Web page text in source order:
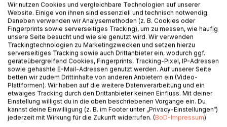
BESCHREIBUNG
Der Titel stamm aus einem Gespräch mit meinem Vater. Er
war mit großer Liebe Binnenschiffer gewesen, nachdem er
Konkurs gemacht hatte, musste er noch als Hilfsarbiter auf
dem Bau arbeiten. Das war eine große Demütigung für ihn.
Ich finde, dass mein Bildungsweg sich gut unter diesem
Motto zusammenfassen lässt.
Wir nutzen Cookies und vergleichbare Technologien auf unserer
Website. Einige von ihnen sind essenziell und technisch notwendig.
Daneben verwenden wir Analysemethoden (z. B. Cookies oder
Fingerprints sowie serverseitiges Tracking), um zu messen, wie häufig
unsere Seite besucht und wie sie genutzt wird. Wir verwenden
Trackingtechnologien zu Marketingzwecken und setzen hierzu
serverseitiges Tracking sowie auch Drittanbieter ein, wodurch ggf.
geräteübergreifend Cookies, Fingerprints, Tracking-Pixel, IP-Adressen
sowie gehashte E-Mail-Adressen genutzt werden. Auf unserer Seite
betten wir zudem Drittinhalte von anderen Anbietern ein (Video-
Plattformen). Wir haben auf die weitere Datenverarbeitung und ein
etwaiges Tracking durch den Drittanbieter keinen Einfluss. Mit deiner
Einstellung willigst du in die oben beschriebenen Vorgänge ein. Du
kannst deine Einwilligung (z. B. im Footer unter „Privacy-Einstellungen“)
jederzeit mit Wirkung für die Zukunft widerrufen. (BoD-Impressum)